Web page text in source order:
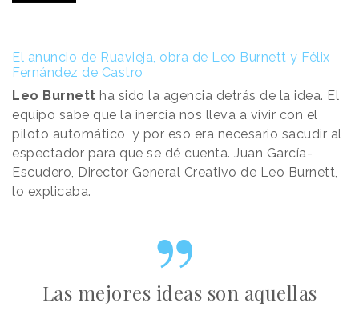
El anuncio de Ruavieja, obra de Leo Burnett y Félix
Fernández de Castro
Leo Burnett ha sido la agencia detrás de la idea. El
equipo sabe que la inercia nos lleva a vivir con el
piloto automático, y por eso era necesario sacudir al
espectador para que se dé cuenta. Juan García-
Escudero, Director General Creativo de Leo Burnett,
lo explicaba.
Las mejores ideas son aquellas